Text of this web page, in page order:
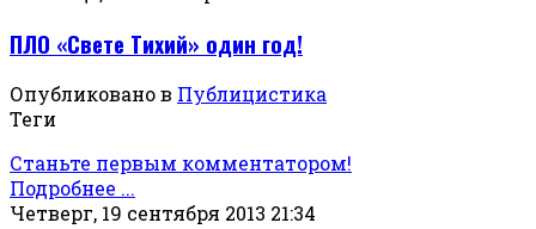
ПЛО «Свете Тихий» один год!
Опубликовано в Публицистика
Теги
Станьте первым комментатором!
Подробнее ...
Четверг, 19 сентября 2013 21:34